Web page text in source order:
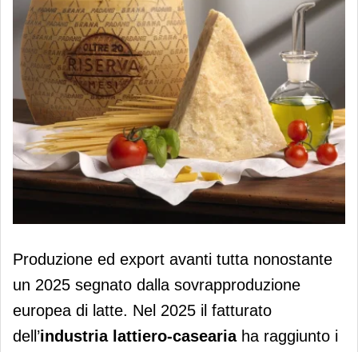
Latte e formaggi record: fatturato a
28,5 miliardi. Export al top anche nel
2026
Produzione ed export avanti tutta nonostante
un 2025 segnato dalla sovrapproduzione
europea di latte. Nel 2025 il fatturato
dell’industria lattiero-caseariaha raggiunto i